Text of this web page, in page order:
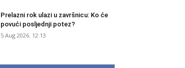
Prelazni rok ulazi u završnicu: Ko će
povući posljednji potez?
5 Aug 2026. 12:13